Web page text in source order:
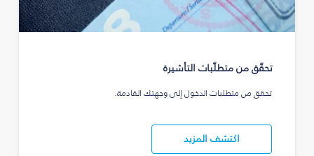
تحقّق من متطلّبات التأشيرة
تحقق من متطلبات الدخول إلى وجهتك القادمة.
اكتشف المزيد